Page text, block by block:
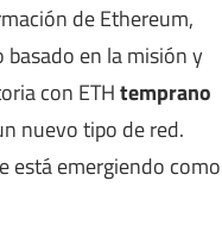
de Ethereum,
en la misión y
con ETHtemprano
nuevo tipo de red.
está emergiendo como